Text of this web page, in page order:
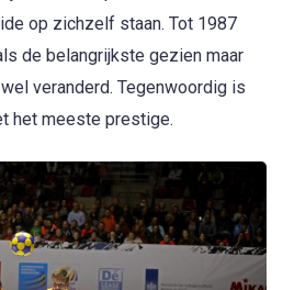
op zichzelf staan. Tot 1987
de belangrijkste gezien maar
veranderd. Tegenwoordig is
het meeste prestige.